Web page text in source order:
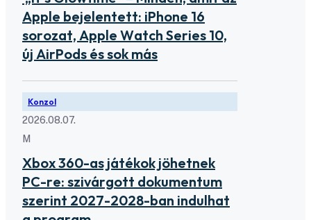
Apple bejelentett: iPhone 16
sorozat, Apple Watch Series 10,
új AirPods és sok más
Konzol
2026.08.07.
M
Xbox 360-as játékok jöhetnek
PC-re: szivárgott dokumentum
szerint 2027-2028-ban indulhat